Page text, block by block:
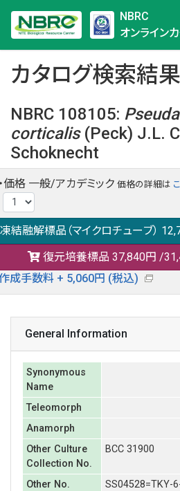
NBRC
オンライン
カタログ検索結果
NBRC 108105:
corticalis(Peck) J.L.
Schoknecht
NBRC 108105の情報や関連データ
らご覧ください。
日本語での検索も可能です。
価格 一般/アカデミック 価格の詳細は
凍結融解標品（マイクロチューブ）
復元培養標品 37,840円 /
成手数料 + 5,060円 (税込)
General Information
Synonymous
Name
Teleomorph
Anamorph
Other Culture
Collection No.
BCC 31900
Other No.
SS04528=TKY-